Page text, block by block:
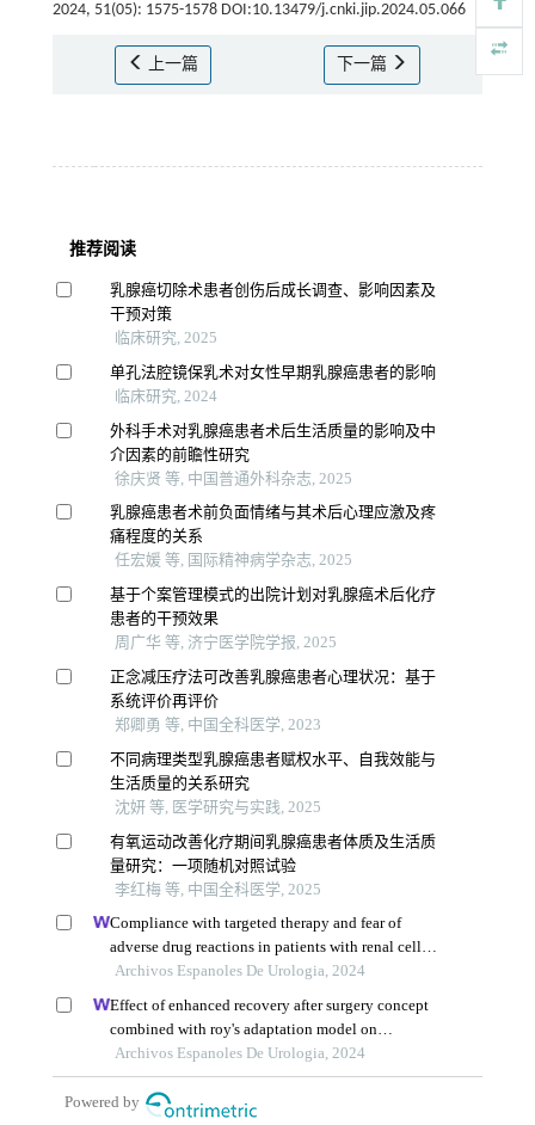
2024, 51(05): 1575-1578 DOI:10.13479/j.cnki.jip.2024.05.066
上一篇 下一篇